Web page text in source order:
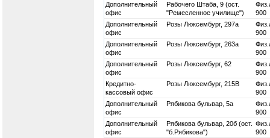
Дополнительный
офис
Рабочего Штаба, 9 (ост.
"Ремесленное училище")
900
Дополнительный
офис
Розы Люксембург, 297а
900
Дополнительный
офис
Розы Люксембург, 263а
900
Дополнительный
офис
Розы Люксембург, 62
900
Кредитно-
кассовый офис
Розы Люксембург, 215В
900
Дополнительный
офис
Рябикова бульвар, 5а
900
Дополнительный
офис
Рябикова бульвар, 20б (ост.
"б.Рябикова")
900